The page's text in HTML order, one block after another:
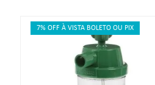
7% OFF À VISTA BOLETO OU PIX